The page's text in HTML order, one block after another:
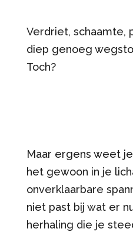
Verdriet, schaamte,
diep genoeg
Toch?
Maar ergens weet
het gewoon in je
onverklaarbare
niet past bij wat er
herhaling die je